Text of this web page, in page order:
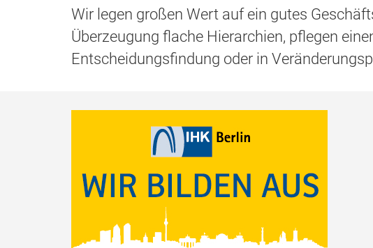
Wir legen großen Wert auf ein gutes
Überzeugung flache Hierarchien, pflegen
Entscheidungsfindung oder in